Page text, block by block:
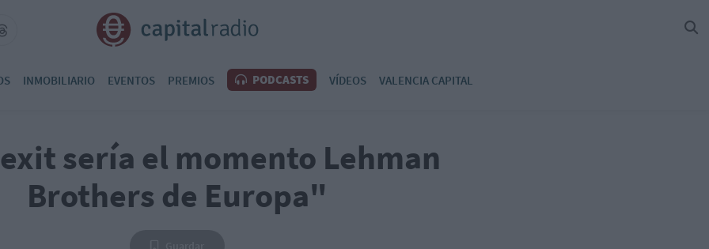
INMOBILIARIO EVENTOS PREMIOS PODCASTS VÍDEOS VALENCIA CAPITAL
sería el momento Lehman
Brothers de Europa"